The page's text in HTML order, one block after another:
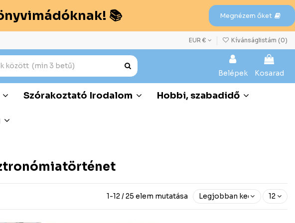
📚 Megnézem őket
EUR € Kívánságlistám (0)
Belépek Kosarad
Szórakoztató Irodalom Hobbi, szabadidő
1-12 / 25 elem mutatása Legjobban kedvelt előre
12